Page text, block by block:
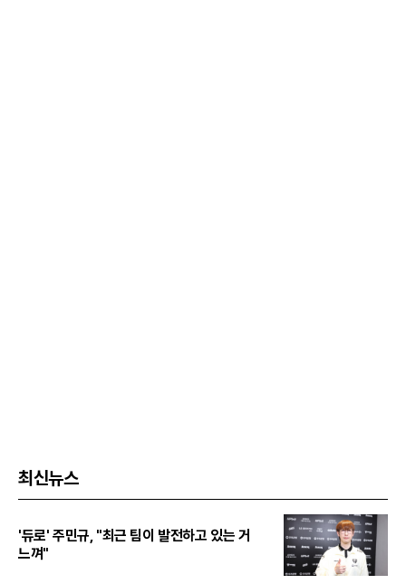
최신뉴스
'듀로' 주민규, "최근 팀이 발전하고 있는 거
느껴"